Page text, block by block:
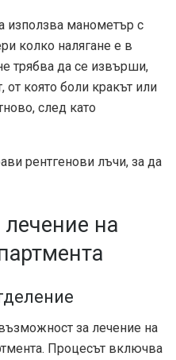
манометър с
колко налягане е в
трябва да се извърши,
която боли кракът или
след като
рентгенови лъчи, за да
на
за лечение на
Процесът включва